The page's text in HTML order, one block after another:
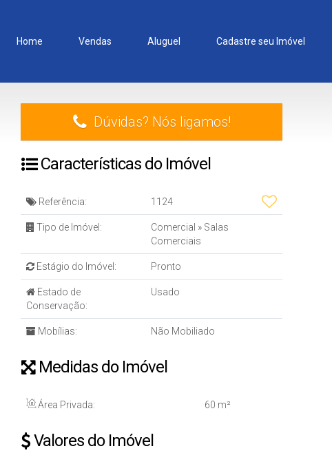
Cadastre seu Imóvel
Aluguel
Vendas
Home
Dúvidas? Nós ligamos!
Características do Imóvel
Referência: 1124
Tipo de Imóvel: Comercial » Salas
Comerciais
Estágio do Imóvel: Pronto
Estado de
Conservação:
Usado
Mobílias: Não Mobiliado
Medidas do Imóvel
Área Privada: 60 m²
Valores do Imóvel